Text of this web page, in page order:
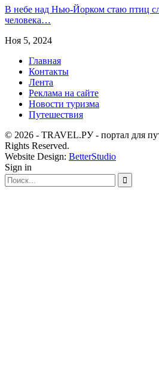
В небе над Нью-Йорком стаю птиц
человека…
Ноя 5, 2024
Главная
Контакты
Лента
Реклама на сайте
Новости туризма
Путешествия
© 2026 - TRAVEL.РУ - портал для
Rights Reserved.
Website Design: BetterStudio
Sign in